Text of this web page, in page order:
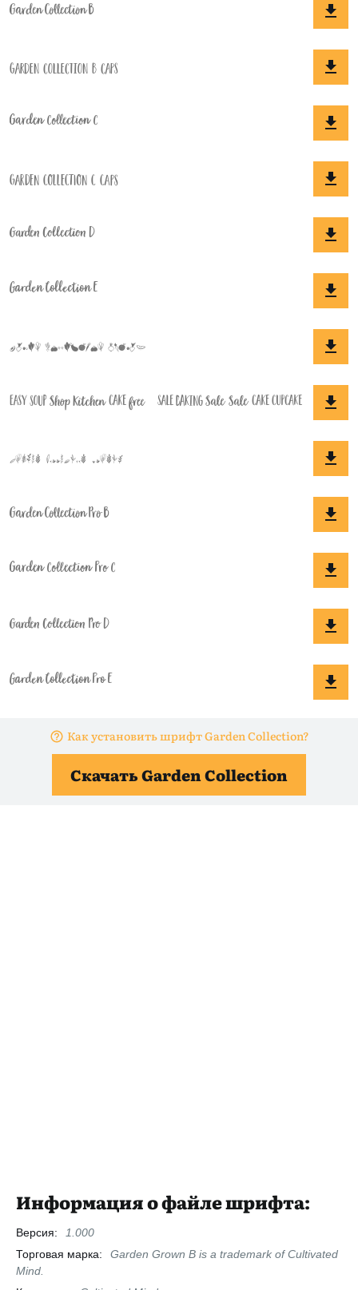
Как установить шрифт Garden Collection?
Скачать Garden Collection
Информация о файле шрифта:
Версия:
1.000
Торговая марка:
Garden Grown B is a trademark of Cultivated
Mind.